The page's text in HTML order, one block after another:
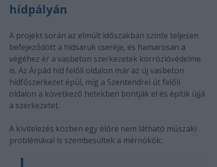
hídpályán
A projekt során az elmúlt időszakban szinte teljesen
befejeződött a hídsaruk cseréje, és hamarosan a
végéhez ér a vasbeton szerkezetek korrózióvédelme
is. Az Árpád híd felőli oldalon már az új vasbeton
hídfőszerkezet épül, míg a Szentendrei út felőli
oldalon a következő hetekben bontják el és építik újjá
a szerkezetet.
A kivitelezés közben egy előre nem látható műszaki
problémával is szembesültek a mérnökök: